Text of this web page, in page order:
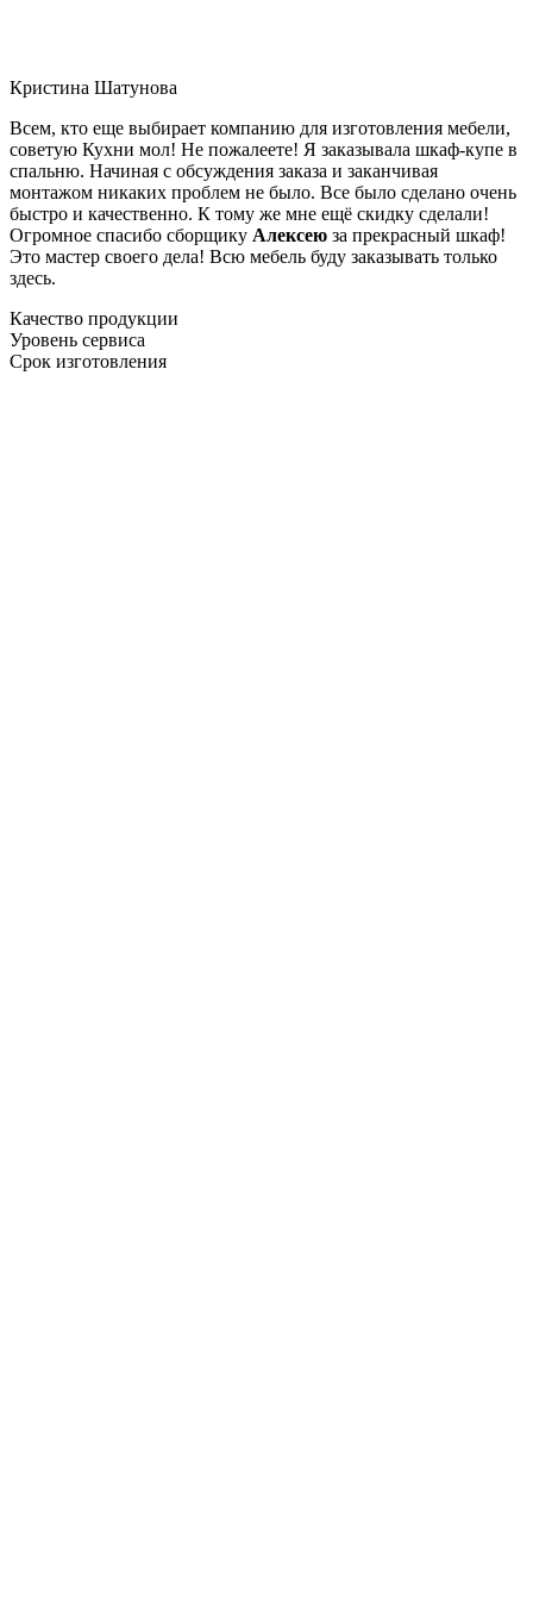
Кристина Шатунова
Всем, кто еще выбирает компанию для изготовления мебели,
советую Кухни мол! Не пожалеете! Я заказывала шкаф-купе в
спальню. Начиная с обсуждения заказа и заканчивая
монтажом никаких проблем не было. Все было сделано очень
быстро и качественно. К тому же мне ещё скидку сделали!
Огромное спасибо сборщику Алексею за прекрасный шкаф!
Это мастер своего дела! Всю мебель буду заказывать только
здесь.
Качество продукции
Уровень сервиса
Срок изготовления